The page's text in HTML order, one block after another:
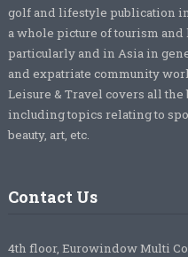
golf and lifestyle publication
a whole picture of tourism
particularly and in Asia in
and expatriate community
Leisure & Travel covers all
including topics relating to
beauty, art, etc.
Contact Us
4th floor, Eurowindow Multi